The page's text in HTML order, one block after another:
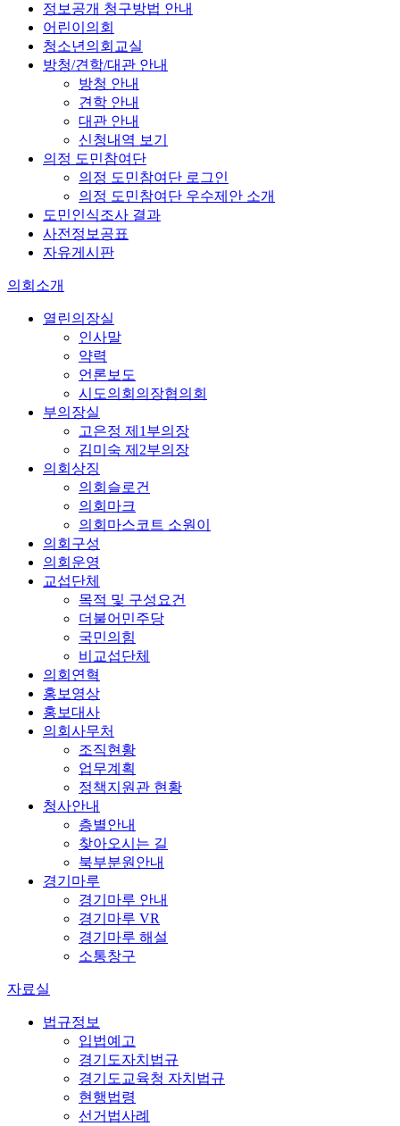
정보공개 청구방법 안내
어린이의회
청소년의회교실
방청/견학/대관 안내
방청 안내
견학 안내
대관 안내
신청내역 보기
의정 도민참여단
의정 도민참여단 로그인
의정 도민참여단 우수제안 소개
도민인식조사 결과
사전정보공표
자유게시판
의회소개
열린의장실
인사말
약력
언론보도
시도의회의장협의회
부의장실
고은정 제1부의장
김미숙 제2부의장
의회상징
의회슬로건
의회마크
의회마스코트 소원이
의회구성
의회운영
교섭단체
목적 및 구성요건
더불어민주당
국민의힘
비교섭단체
의회연혁
홍보영상
홍보대사
의회사무처
조직현황
업무계획
정책지원관 현황
청사안내
층별안내
찾아오시는 길
북부분원안내
경기마루
경기마루 안내
경기마루 VR
경기마루 해설
소통창구
자료실
법규정보
입법예고
경기도자치법규
경기도교육청 자치법규
현행법령
선거법사례